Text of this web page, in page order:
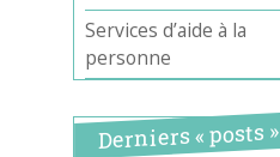
Services d’aide à la
personne
Derniers « posts »